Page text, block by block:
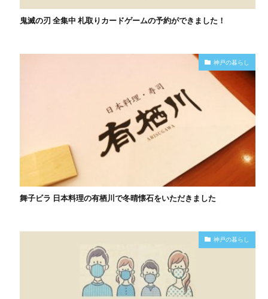
鬼滅の刃 全集中 札取りカードゲームの予約ができました！
神戸の暮らし
舞子ビラ 日本料理の有栖川で冬晴懐石をいただきました
神戸の暮らし